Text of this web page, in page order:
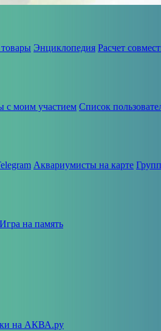
Энциклопедия Расчет
с моим участием Список
Аквариумисты на карте
Игра на память